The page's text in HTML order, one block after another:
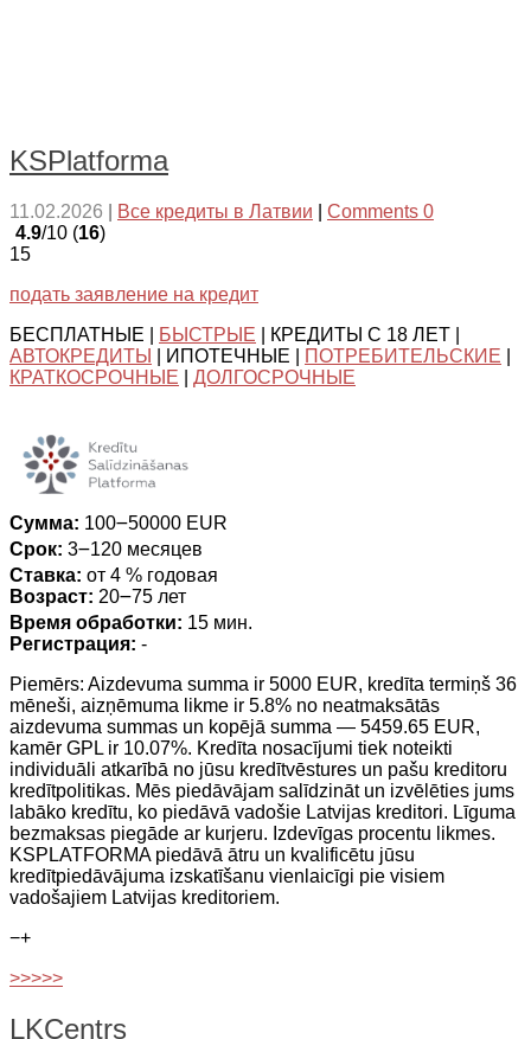
KSPlatforma
11.02.2026 Все кредиты в Латвии
Comments 0
4.9/10 (16)
15
подать заявление на кредит
БЕСПЛАТНЫЕ |
БЫСТРЫЕ | КРЕДИТЫ С 18 ЛЕТ |
АВТОКРЕДИТЫ
| ИПОТЕЧНЫЕ | ПОТРЕБИТЕЛЬСКИЕ
КРАТКОСРОЧНЫЕ
ДОЛГОСРОЧНЫЕ
Сумма: 100౼50000 EUR
Срок: 3౼120 месяцев
Ставка: от 4 % годовая
Возраст: 20౼75 лет
Время обработки: 15 мин.
Регистрация: -
Piemērs: Aizdevuma summa ir 5000 EUR, kredīta termiņš 36
mēneši, aizņēmuma likme ir 5.8% no neatmaksātās
aizdevuma summas un kopējā summa — 5459.65 EUR,
kamēr GPL ir 10.07%. Kredīta nosacījumi tiek noteikti
individuāli atkarībā no jūsu kredītvēstures un pašu kreditoru
kredītpolitikas. Mēs piedāvājam salīdzināt un izvēlēties jums
labāko kredītu, ko piedāvā vadošie Latvijas kreditori. Līguma
bezmaksas piegāde ar kurjeru. Izdevīgas procentu likmes.
KSPLATFORMA piedāvā ātru un kvalificētu jūsu
kredītpiedāvājuma izskatīšanu vienlaicīgi pie visiem
vadošajiem Latvijas kreditoriem.
−+
>>>>>
LKCentrs